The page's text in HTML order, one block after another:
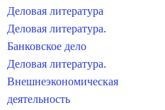
Деловая литература
Деловая литература.
Банковское дело
Деловая литература.
Внешнеэкономическая
деятельность